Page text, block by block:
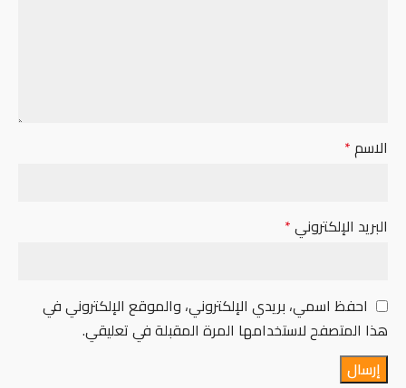
الاسم*
البريد الإلكتروني*
احفظ اسمي، بريدي الإلكتروني، والموقع الإلكتروني في
هذا المتصفح لاستخدامها المرة المقبلة في تعليقي.